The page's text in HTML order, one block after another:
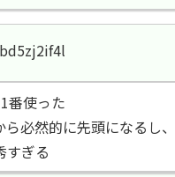
番使った
ら必然的に先頭になるし
すぎる